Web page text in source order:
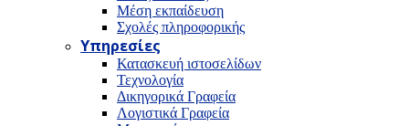
Μέση εκπαίδευση
Σχολές πληροφορικής
Υπηρεσίες
Κατασκευή ιστοσελίδων
Τεχνολογία
Δικηγορικά Γραφεία
Λογιστικά Γραφεία